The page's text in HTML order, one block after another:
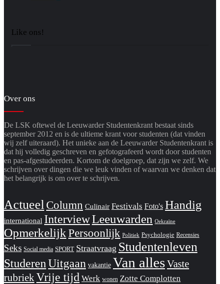
Like ons!
Over ons
De LSK oftewel de Leeuwarder Studentenkrant bestaat sinds
september 2012 en is de ultieme krant voor studenten (dat vinden
wij zelf uiteraard). Het unieke aan de Leeuwarder Studentenkrant is
dat hij volledig geschreven en gefotografeerd wordt door studenten
en pas-afgestudeerden. Kortom de doelgroep, dat zijn we zelf. We
schrijven over dingen die we leuk vinden of waarvan we denken dat
het belangrijk is om over te schrijven.
Actueel Column Culinair Festivals Foto's Handig
international InterviewLeeuwarden Oekraïne
OpmerkelijkPersoonlijk Politiek Psychologie Recensies
Seks Social media SPORT Straatvraag Studentenleven
StuderenUitgaan vakantie Van allesVaste
rubriekVrije tijd Werk wonen Zotte Complotten